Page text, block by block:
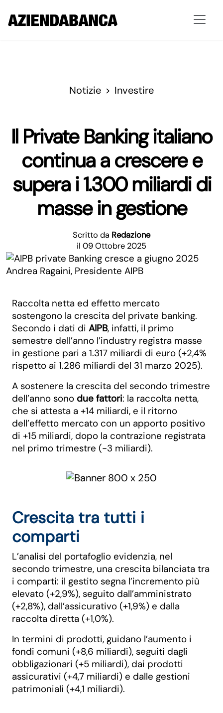
Notizie Investire
Il Private Banking italiano
continua a crescere e
supera i 1.300 miliardi di
masse in gestione
Scritto da Redazione
il 09 Ottobre 2025
Andrea Ragaini, Presidente AIPB
Raccolta netta ed effetto mercato
sostengono la crescita del private banking.
Secondo i dati di AIPB, infatti, il primo
semestre dell’anno l’industry registra masse
in gestione pari a 1.317 miliardi di euro (+2,4%
rispetto ai 1.286 miliardi del 31 marzo 2025).
A sostenere la crescita del secondo trimestre
dell’anno sono due fattori: la raccolta netta,
che si attesta a +14 miliardi, e il ritorno
dell’effetto mercato con un apporto positivo
di +15 miliardi, dopo la contrazione registrata
nel primo trimestre (-3 miliardi).
Crescita tra tutti i
comparti
L’analisi del portafoglio evidenzia, nel
secondo trimestre, una crescita bilanciata tra
i comparti: il gestito segna l’incremento più
elevato (+2,9%), seguito dall’amministrato
(+2,8%), dall’assicurativo (+1,9%) e dalla
raccolta diretta (+1,0%).
In termini di prodotti, guidano l’aumento i
fondi comuni (+8,6 miliardi), seguiti dagli
obbligazionari (+5 miliardi), dai prodotti
assicurativi (+4,7 miliardi) e dalle gestioni
patrimoniali (+4,1 miliardi).